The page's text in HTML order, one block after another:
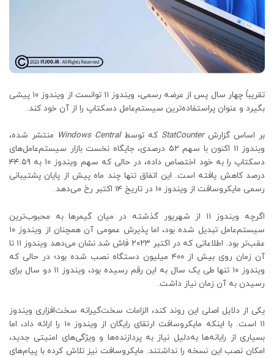
تقریباً چهار سال پس از عرضه رسمی، ویندوز ۱۱ توانست از ویندوز ۱۰ پیشی
بگیرد و عنوان پراستفاده‌ترین سیستم‌عامل دسکتاپ را از آن خود کند.
بر اساس گزارشStatCounter که توسطWindows Central منتشر شده،
ویندوز ۱۱ اکنون با سهم ۵۲ درصدی، جایگاه نخست بازار سیستم‌عامل‌های
دسکتاپ را به خود اختصاص داده، در حالی که سهم ویندوز ۱۰ به ۴۴.۵۹
درصد کاهش یافته است. این اتفاق تنها چند ماه پیش از پایان پشتیبانی
رسمی مایکروسافت از ویندوز ۱۰ در تاریخ ۱۴ اکتبر رخ می‌دهد.
اگرچه ویندوز ۱۱ از شهریور گذشته در میان گیمرها به محبوب‌ترین
سیستم‌عامل تبدیل شده بود، اما پذیرش عمومی آن همچنان از ویندوز ۱۰
عقب‌تر بود. اطلاعاتی که در اکتبر ۲۰۲۳ فاش شد نشان می‌دهد ویندوز ۱۱ تا
آن زمان روی بیش از ۴۰۰ میلیون دستگاه نصب شده بود؛ در حالی که
ویندوز ۱۰ تنها طی یک سال به این رقم رسیده بود، ویندوز ۱۱ دو سال برای
رسیدن به آن زمان نیاز داشت.
یکی از دلایل اصلی این روند کند، الزامات سخت‌گیرانه سخت‌افزاری ویندوز
۱۱ است. با اینکه مایکروسافت ارتقای رایگان از ویندوز ۱۰ را ارائه داد، اما
بسیاری از رایانه‌ها به‌دلیل نیاز به پردازنده‌ها و ویژگی‌های امنیتی جدید،
امکان نصب این نسخه را نداشتند. مایکروسافت نیز تلاش کرده با پیام‌های